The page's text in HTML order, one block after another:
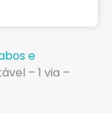
e
– 1 via –